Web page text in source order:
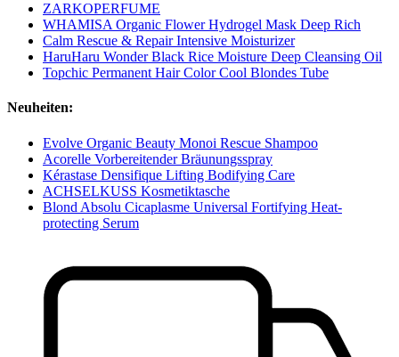
ZARKOPERFUME
WHAMISA Organic Flower Hydrogel Mask Deep Rich
Calm Rescue & Repair Intensive Moisturizer
HaruHaru Wonder Black Rice Moisture Deep Cleansing Oil
Topchic Permanent Hair Color Cool Blondes Tube
Neuheiten:
Evolve Organic Beauty Monoi Rescue Shampoo
Acorelle Vorbereitender Bräunungsspray
Kérastase Densifique Lifting Bodifying Care
ACHSELKUSS Kosmetiktasche
Blond Absolu Cicaplasme Universal Fortifying Heat-
protecting Serum